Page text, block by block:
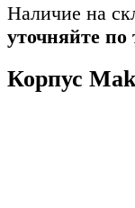
Наличие на
уточняйте по
Корпус